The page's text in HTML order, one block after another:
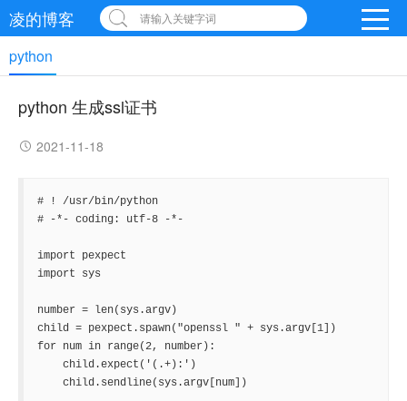
凌的博客 请输入关键字词
python
python 生成ssl证书
2021-11-18
# ! /usr/bin/python
# -*- coding: utf-8 -*-
import pexpect
import sys
number = len(sys.argv)
child = pexpect.spawn("openssl " + sys.argv[1])
for num in range(2, number):
child.expect('(.+):')
child.sendline(sys.argv[num])